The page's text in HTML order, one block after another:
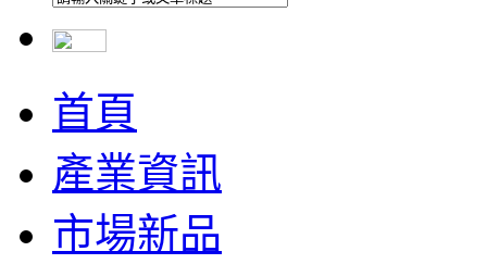
首頁
產業資訊
市場新品